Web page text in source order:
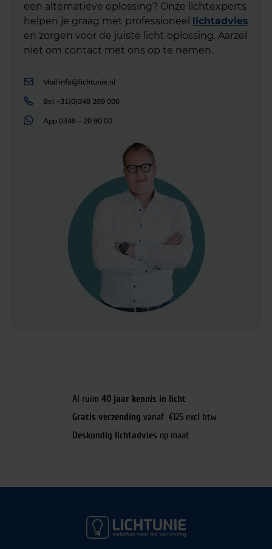
een alternatieve oplossing? Onze lichtexperts
helpen je graag met professioneel lichtadvies
en zorgen voor de juiste licht oplossing. Aarzel
niet om contact met ons op te nemen.
Mail info@lichtunie.nl
Bel +31(0)348 209 000
App 0348 – 20 90 00
Al ruim 40 jaar kennis in licht
Gratis verzending vanaf €125 excl btw
Deskundig lichtadvies op maat